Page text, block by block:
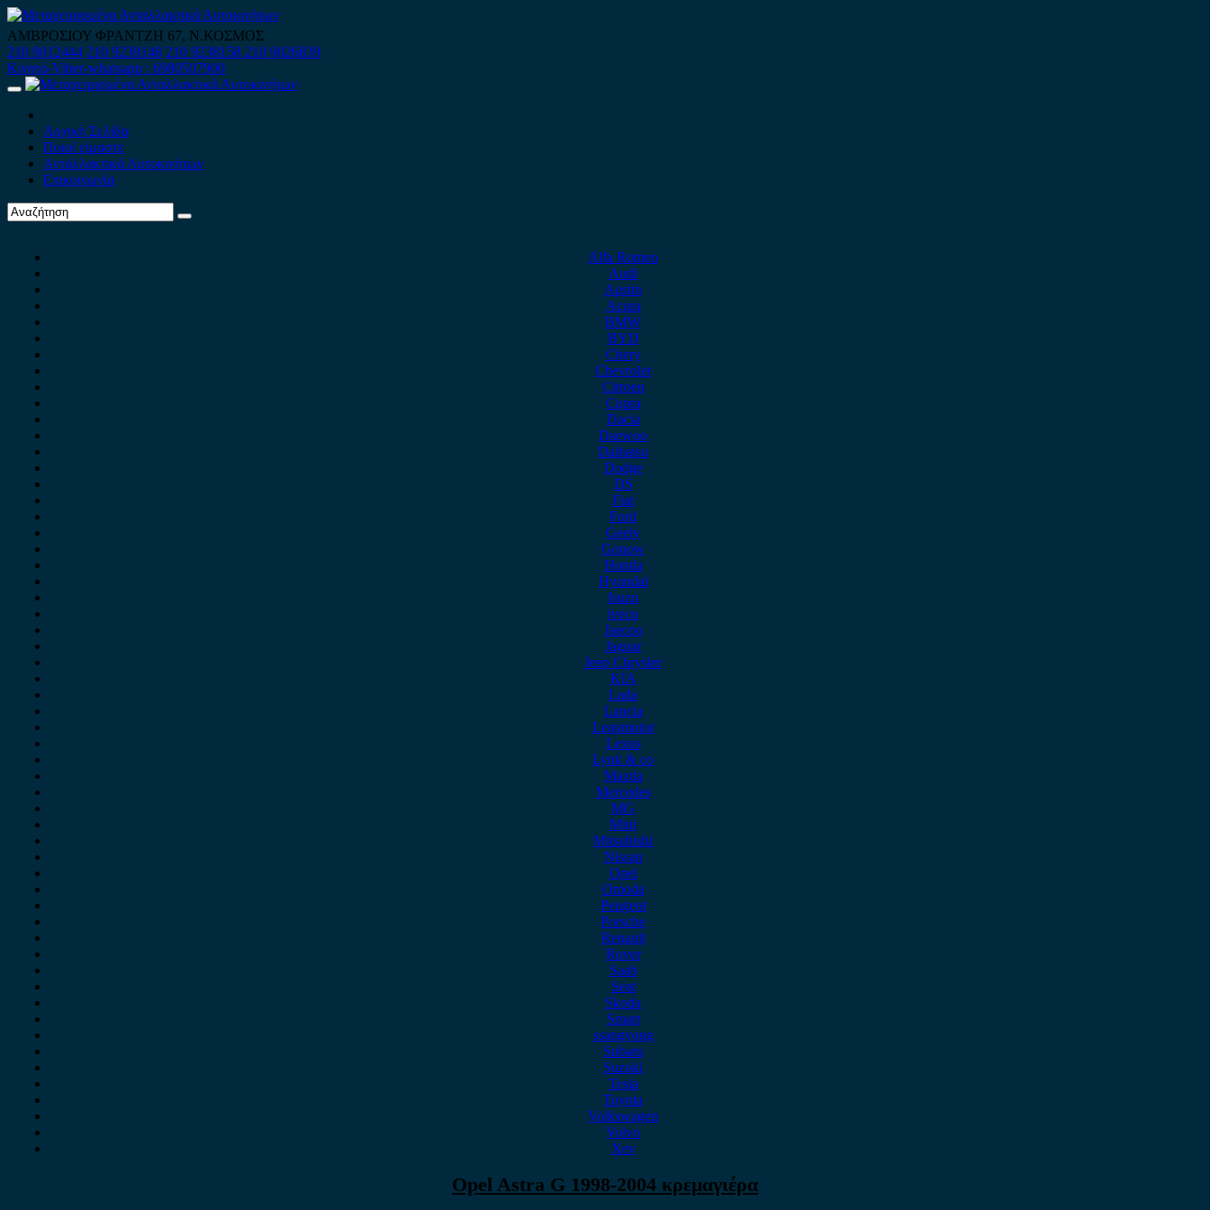
Skip
to
content
ΑΜΒΡΟΣΙΟΥ ΦΡΑΝΤΖΗ 67, Ν.ΚΟΣΜΟΣ
210 9012444 210 9239148 210 9238158 210 9026839
Κινητό-Viber-whatsapp : 6980507900
Primary
Αρχική Σελίδα
Ποιοί είμαστε
Ανταλλακτικά Αυτοκινήτων
Επικοινωνία
Alfa Romeo
Audi
Austin
Acura
BMW
BYD
Chery
Chevrolet
Citroen
Cupra
Dacia
Daewoo
Daihatsu
Dodge
DS
Fiat
Ford
Geely
Gonow
Honda
Hyundai
Isuzu
iveco
Jaecoo
Jaguar
Jeep Chrysler
KIA
Lada
Lancia
Leapmotor
Lexus
Lynk & co
Mazda
Mercedes
MG
Mini
Mitsubishi
Nissan
Opel
Omoda
Peugeot
Porsche
Renault
Rover
Saab
Seat
Skoda
Smart
ssangyong
Subaru
Suzuki
Tesla
Toyota
Volkswagen
Volvo
Xev
Opel Astra G 1998-2004 κρεμαγιέρα